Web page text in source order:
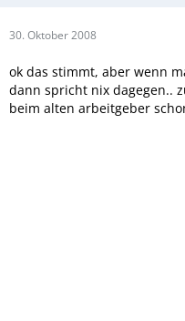
30. Oktober 2008
ok das stimmt, aber wenn
dann spricht nix dagegen..
beim alten arbeitgeber